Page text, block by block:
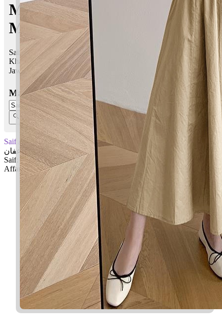
Maksud nama Saif Affan |
Maksud Nama dalam Islam
Saif Affan bermaksud Pedang; Pendaki, bijak, cerdas, nama ayah
Khalifah Uthman
Jawi: سيف عفان
Masukkan Nama:
Saif Affan
سيف عفان
Saif: Pedang
Affan: Pendaki, bijak, cerdas, nama ayah Khalifah Uthman
✚ Baju Baby Custom Nama 'Saif Affan'